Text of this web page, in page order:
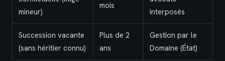
mineur)
mois
interposés
Succession vacante
(sans héritier connu)
Plus de 2
ans
Gestion par le
Domaine (État)